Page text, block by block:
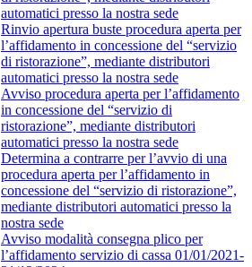
automatici presso la nostra sede
Rinvio apertura buste procedura aperta per
l’affidamento in concessione del “servizio
di ristorazione”, mediante distributori
automatici presso la nostra sede
Avviso procedura aperta per l’affidamento
in concessione del “servizio di
ristorazione”, mediante distributori
automatici presso la nostra sede
Determina a contrarre per l’avvio di una
procedura aperta per l’affidamento in
concessione del “servizio di ristorazione”,
mediante distributori automatici presso la
nostra sede
Avviso modalità consegna plico per
l’affidamento servizio di cassa 01/01/2021-